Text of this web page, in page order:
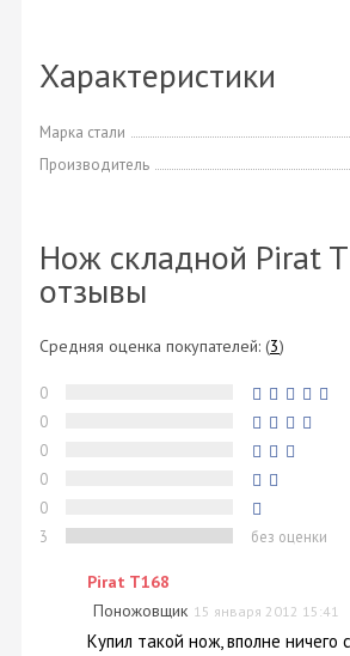
Характеристики
Марка стали
Производитель
Нож складной Pirat
отзывы
Средняя оценка покупателей: (3)
0
0
0
0
0
3
без оценки
Pirat T168
Поножовщик 15 января 2012 15:41
Купил такой нож, вполне ничего